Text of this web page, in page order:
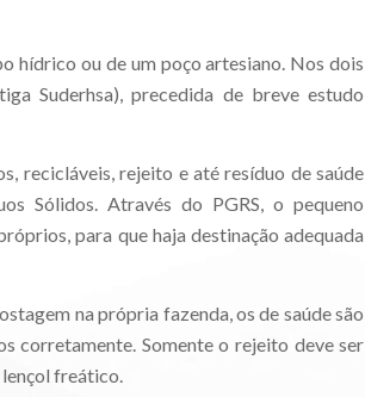
hídrico ou de um poço artesiano. Nos dois
Suderhsa), precedida de breve estudo
recicláveis, rejeito e até resíduo de saúde
Sólidos. Através do PGRS, o pequeno
para que haja destinação adequada
na própria fazenda, os de saúde são
corretamente. Somente o rejeito deve ser
freático.